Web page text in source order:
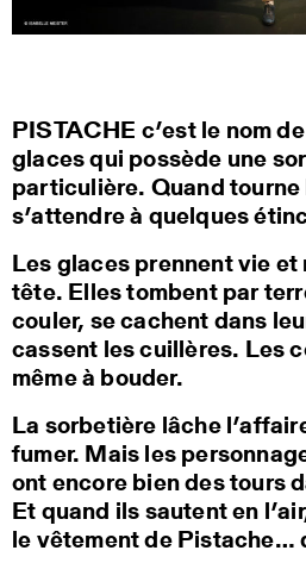
PISTACHE c’est le nom
glaces qui possède une
particulière. Quand
s’attendre à quelques
Les glaces prennent vie et
tête. Elles tombent par
couler, se cachent dans
cassent les cuillères. Les
même à bouder.
La sorbetière lâche
fumer. Mais les
ont encore bien des tours
Et quand ils sautent en
le vêtement de Pistache…